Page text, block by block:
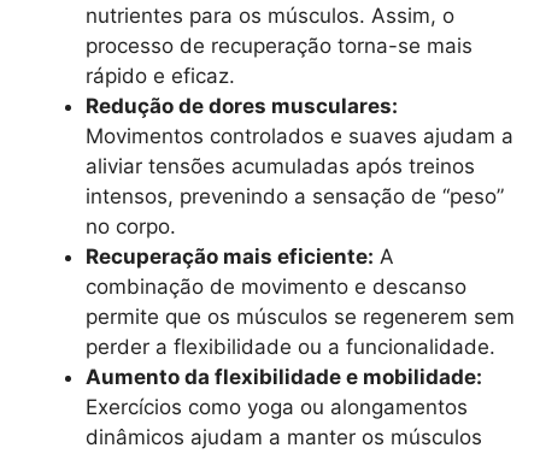
nutrientes para os músculos. Assim, o
processo de recuperação torna-se mais
rápido e eficaz.
Redução de dores musculares:
Movimentos controlados e suaves ajudam a
aliviar tensões acumuladas após treinos
intensos, prevenindo a sensação de “peso”
no corpo.
Recuperação mais eficiente: A
combinação de movimento e descanso
permite que os músculos se regenerem sem
perder a flexibilidade ou a funcionalidade.
Aumento da flexibilidade e mobilidade:
Exercícios como yoga ou alongamentos
dinâmicos ajudam a manter os músculos